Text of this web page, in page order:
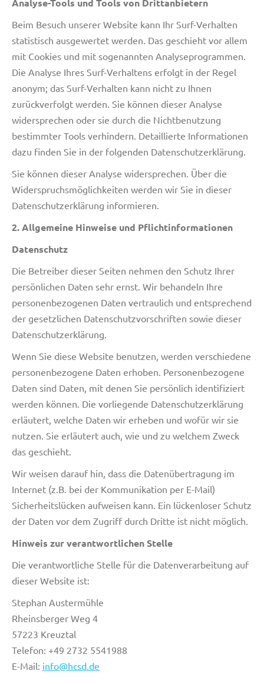
Analyse-Tools und Tools von Drittanbietern
Beim Besuch unserer Website kann Ihr Surf-Verhalten
statistisch ausgewertet werden. Das geschieht vor allem
mit Cookies und mit sogenannten Analyseprogrammen.
Die Analyse Ihres Surf-Verhaltens erfolgt in der Regel
anonym; das Surf-Verhalten kann nicht zu Ihnen
zurückverfolgt werden. Sie können dieser Analyse
widersprechen oder sie durch die Nichtbenutzung
bestimmter Tools verhindern. Detaillierte Informationen
dazu finden Sie in der folgenden Datenschutzerklärung.
Sie können dieser Analyse widersprechen. Über die
Widerspruchsmöglichkeiten werden wir Sie in dieser
Datenschutzerklärung informieren.
2. Allgemeine Hinweise und Pflichtinformationen
Datenschutz
Die Betreiber dieser Seiten nehmen den Schutz Ihrer
persönlichen Daten sehr ernst. Wir behandeln Ihre
personenbezogenen Daten vertraulich und entsprechend
der gesetzlichen Datenschutzvorschriften sowie dieser
Datenschutzerklärung.
Wenn Sie diese Website benutzen, werden verschiedene
personenbezogene Daten erhoben. Personenbezogene
Daten sind Daten, mit denen Sie persönlich identifiziert
werden können. Die vorliegende Datenschutzerklärung
erläutert, welche Daten wir erheben und wofür wir sie
nutzen. Sie erläutert auch, wie und zu welchem Zweck
das geschieht.
Wir weisen darauf hin, dass die Datenübertragung im
Internet (z.B. bei der Kommunikation per E-Mail)
Sicherheitslücken aufweisen kann. Ein lückenloser Schutz
der Daten vor dem Zugriff durch Dritte ist nicht möglich.
Hinweis zur verantwortlichen Stelle
Die verantwortliche Stelle für die Datenverarbeitung auf
dieser Website ist:
Stephan Austermühle
Rheinsberger Weg 4
57223 Kreuztal
Telefon: +49 2732 5541988
E-Mail: info@hcsd.de